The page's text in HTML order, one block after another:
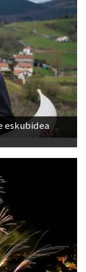
eskubidea